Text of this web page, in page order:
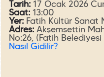
Tarih: 17 Ocak 2026
Saat: 13:00
Yer: Fatih Kültür Sanat
Adres:Akşemsettin
No:26, (Fatih Belediyesi
Nasıl Gidilir?